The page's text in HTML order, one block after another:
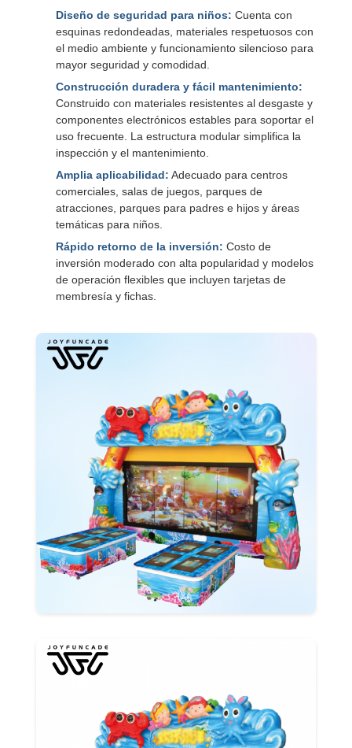
Diseño de seguridad para niños: Cuenta con
esquinas redondeadas, materiales respetuosos con
el medio ambiente y funcionamiento silencioso para
mayor seguridad y comodidad.
Construcción duradera y fácil mantenimiento:
Construido con materiales resistentes al desgaste y
componentes electrónicos estables para soportar el
uso frecuente. La estructura modular simplifica la
inspección y el mantenimiento.
Amplia aplicabilidad: Adecuado para centros
comerciales, salas de juegos, parques de
atracciones, parques para padres e hijos y áreas
temáticas para niños.
Rápido retorno de la inversión: Costo de
inversión moderado con alta popularidad y modelos
de operación flexibles que incluyen tarjetas de
membresía y fichas.